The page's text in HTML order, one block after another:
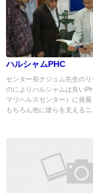
ハルシャムPHC
センター長ナジュム先生の
のによりハルシャムは良い
マリヘルスセンター）に発展
もちろん他に彼らを支えるニ...